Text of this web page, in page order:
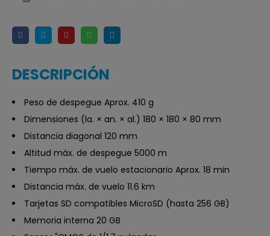
DESCRIPCIÓN
Peso de despegue Aprox. 410 g
Dimensiones (la. × an. × al.) 180 × 180 × 80 mm
Distancia diagonal 120 mm
Altitud máx. de despegue 5000 m
Tiempo máx. de vuelo estacionario Aprox. 18 min
Distancia máx. de vuelo 11.6 km
Tarjetas SD compatibles MicroSD (hasta 256 GB)
Memoria interna 20 GB